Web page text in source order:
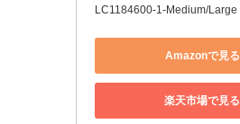
LC1184600-1-Medium/Large
Amazonで見る
楽天市場で見る